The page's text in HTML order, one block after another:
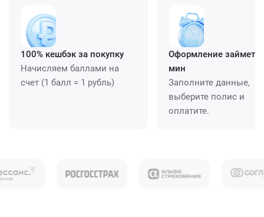
100% кешбэк за покупку
Начисляем баллами на
счет (1 балл = 1 рубль)
Оформление займет
мин
Заполните данные,
выберите полис и
оплатите.